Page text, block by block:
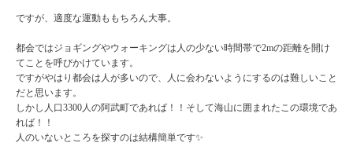
ですが、適度な運動ももちろん大事。
都会ではジョギングやウォーキングは人の少ない時間帯で2mの距離を開け
てことを呼びかけています。
ですがやはり都会は人が多いので、人に会わないようにするのは難しいこと
だと思います。
しかし人口3300人の阿武町であれば！！そして海山に囲まれたこの環境であ
れば！！
人のいないところを探すのは結構簡単です✨